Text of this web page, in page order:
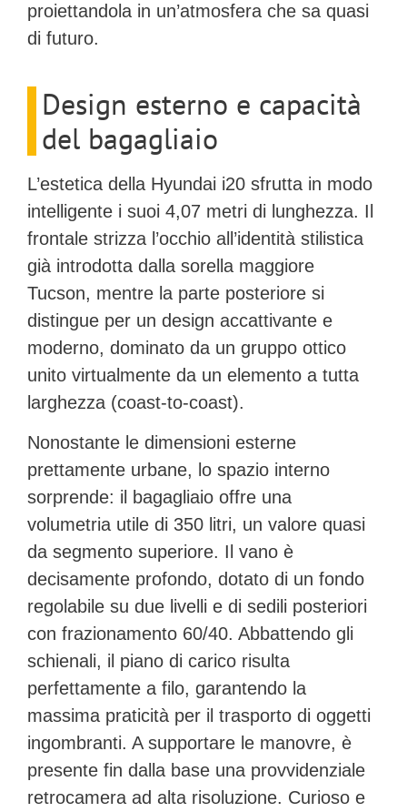
proiettandola in un’atmosfera che sa quasi
di futuro.
Design esterno e capacità
del bagagliaio
L’estetica della Hyundai i20 sfrutta in modo
intelligente i suoi 4,07 metri di lunghezza. Il
frontale strizza l’occhio all’identità stilistica
già introdotta dalla sorella maggiore
Tucson, mentre la parte posteriore si
distingue per un design accattivante e
moderno, dominato da un gruppo ottico
unito virtualmente da un elemento a tutta
larghezza (coast-to-coast).
Nonostante le dimensioni esterne
prettamente urbane, lo spazio interno
sorprende: il
bagagliaio offre una
volumetria utile di 350 litri, un valore quasi
da segmento superiore. Il vano è
decisamente profondo, dotato di un fondo
regolabile su due livelli e di sedili posteriori
con frazionamento 60/40. Abbattendo gli
schienali, il piano di carico risulta
perfettamente a filo, garantendo la
massima praticità per il trasporto di oggetti
ingombranti. A supportare le manovre, è
presente fin dalla base una provvidenziale
retrocamera ad alta risoluzione. Curioso e